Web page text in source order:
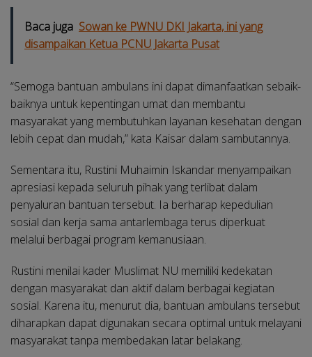
Baca juga Sowan ke PWNU DKI Jakarta, ini yang
disampaikan Ketua PCNU Jakarta Pusat
“Semoga bantuan ambulans ini dapat dimanfaatkan sebaik-
baiknya untuk kepentingan umat dan membantu
masyarakat yang membutuhkan layanan kesehatan dengan
lebih cepat dan mudah,” kata Kaisar dalam sambutannya.
Sementara itu, Rustini Muhaimin Iskandar menyampaikan
apresiasi kepada seluruh pihak yang terlibat dalam
penyaluran bantuan tersebut. Ia berharap kepedulian
sosial dan kerja sama antarlembaga terus diperkuat
melalui berbagai program kemanusiaan.
Rustini menilai kader Muslimat NU memiliki kedekatan
dengan masyarakat dan aktif dalam berbagai kegiatan
sosial. Karena itu, menurut dia, bantuan ambulans tersebut
diharapkan dapat digunakan secara optimal untuk melayani
masyarakat tanpa membedakan latar belakang.